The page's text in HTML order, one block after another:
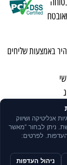
באמצעות שליחים
אנליטיקה ושיווק
ניתן לבחור “מאשר
העדפות. לפרטים:
ניהול העדפות